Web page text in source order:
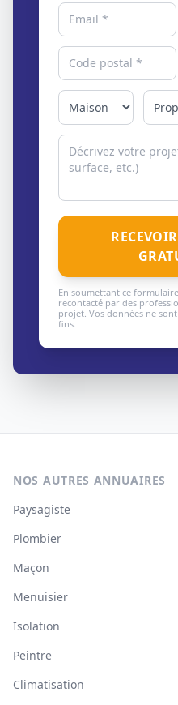
En soumettant ce
recontacté par des
projet. Vos données ne
fins.
NOS AUTRES ANNUAIRES
Paysagiste
Plombier
Maçon
Menuisier
Isolation
Peintre
Climatisation